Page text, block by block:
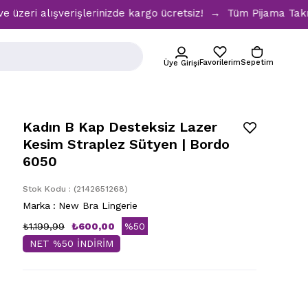
alışverişlerinizde kargo ücretsiz! → Tüm Pijama
Üye GirişiFavorilerimSepetim
Kadın B Kap Desteksiz Lazer
Kesim Straplez Sütyen | Bordo
6050
Stok Kodu (2142651268)
Marka : New Bra Lingerie
₺1.199,99
₺600,00 %50
NET %50 İNDİRİM